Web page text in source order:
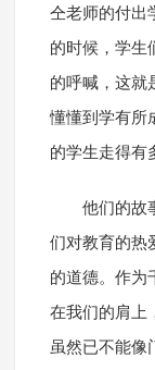
仝老师的付出
的时候，学生
的呼喊，这就
懂懂到学有所
的学生走得有
他们的故
们对教育的热
的道德。作为
在我们的肩上
虽然已不能像